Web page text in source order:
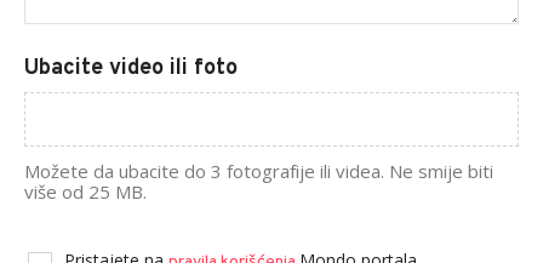
Ubacite video ili foto
Možete da ubacite do 3 fotografije ili videa. Ne smije biti
više od 25 MB.